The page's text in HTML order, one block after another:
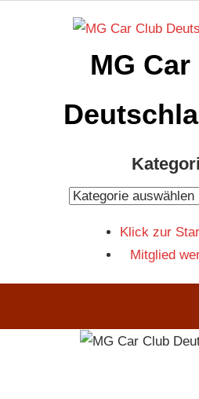
MG
Kategorien
Klick zur
Mitglied